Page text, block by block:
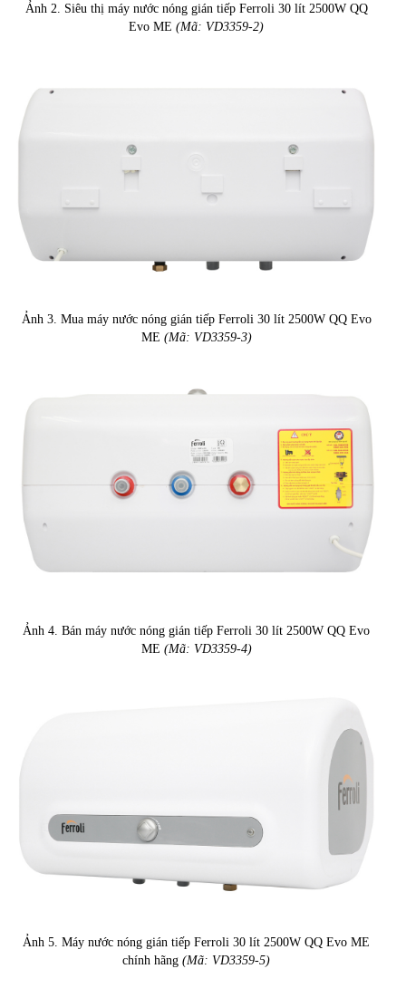
Ảnh 2. Siêu thị máy nước nóng gián tiếp Ferroli 30 lít 2500W QQ
Evo ME (Mã: VD3359-2)
Ảnh 3. Mua máy nước nóng gián tiếp Ferroli 30 lít 2500W QQ Evo
ME (Mã: VD3359-3)
Ảnh 4. Bán máy nước nóng gián tiếp Ferroli 30 lít 2500W QQ Evo
ME (Mã: VD3359-4)
Ảnh 5. Máy nước nóng gián tiếp Ferroli 30 lít 2500W QQ Evo ME
chính hãng (Mã: VD3359-5)